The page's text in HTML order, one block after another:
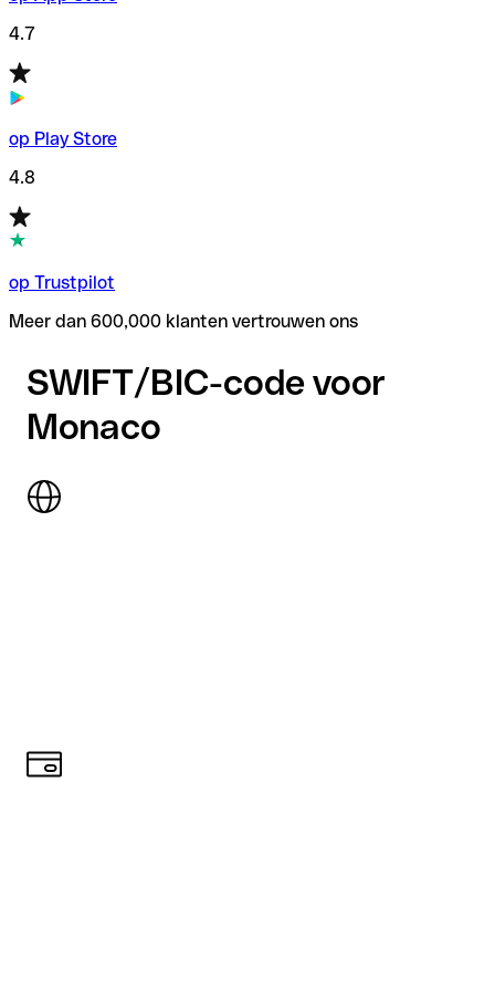
4.7
op Play Store
4.8
op Trustpilot
Meer dan 600,000 klanten vertrouwen ons
SWIFT/BIC-code voor
Monaco